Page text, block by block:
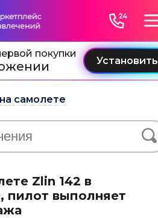
покупки
самолете
Zlin 142 в
пилот выполняет